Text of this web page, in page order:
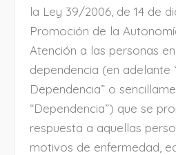
la Ley 39/2006, de 14 de
Promoción de la
Atención a las personas
dependencia (en adelante
Dependencia” o
“Dependencia”) que se
respuesta a aquellas
motivos de enfermedad,